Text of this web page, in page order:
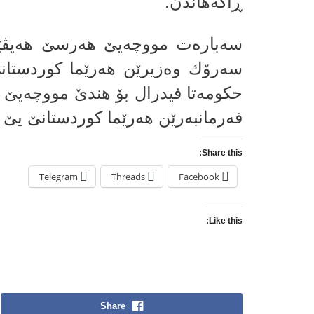
سه‌باره‌ت مووچه‌یێ هه‌رسێ
سه‌رۆك وه‌زیرێن هه‌رێما
حكومه‌تا فیدرال بۆ هندێ
فه‌رمانبه‌رێن هه‌رێما كوردستانێ
Share this:
Facebook
Threads
Telegram
Like this:
Share